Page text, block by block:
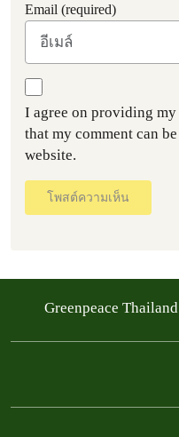
Email (required)
I agree on providing my
that my comment can
website.
โพสต์ความเห็น
Greenpeace Thailand